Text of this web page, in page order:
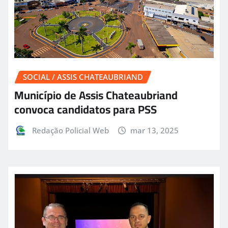
SOCIAL / ASSIS CHATEAUBRIAND
Município de Assis Chateaubriand
convoca candidatos para PSS
Redação Policial Web mar 13, 2025